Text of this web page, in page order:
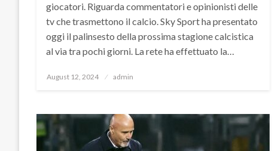
giocatori. Riguarda commentatori e opinionisti delle
tv che trasmettono il calcio. Sky Sport ha presentato
oggi il palinsesto della prossima stagione calcistica
al via tra pochi giorni. La rete ha effettuato la…
Posted
August 12, 2024 admin